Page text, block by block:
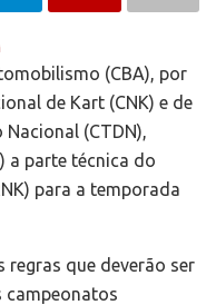
(CBA), por
de Kart (CNK) e de
(CTDN),
a parte técnica do
para a temporada
regras que deverão ser
campeonatos